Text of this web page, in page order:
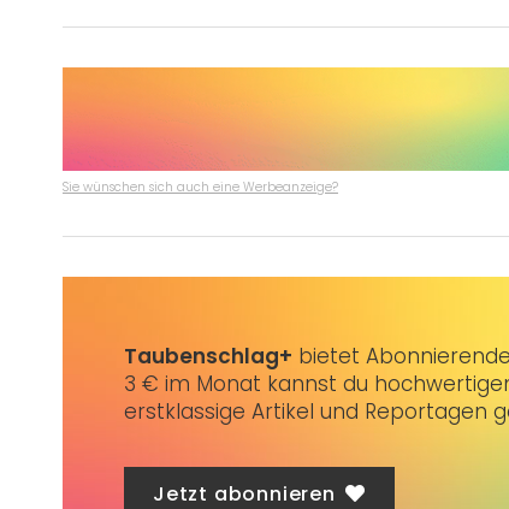
Sie wünschen sich auch eine Werbeanzeige?
Taubenschlag+ bietet
3 € im Monat kannst du
erstklassige Artikel und Reportagen
Jetzt abonnieren